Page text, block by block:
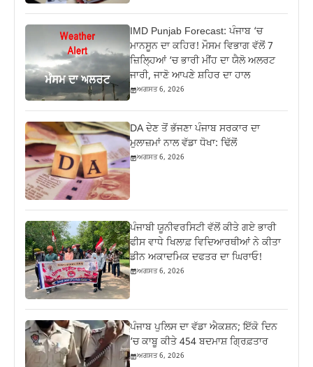
IMD Punjab Forecast: ਪੰਜਾਬ ‘ਚ
ਮਾਨਸੂਨ ਦਾ ਕਹਿਰ! ਮੌਸਮ ਵਿਭਾਗ ਵੱਲੋਂ 7
ਜ਼ਿਲ੍ਹਿਆਂ ‘ਚ ਭਾਰੀ ਮੀਂਹ ਦਾ ਯੈਲੋ ਅਲਰਟ
ਜਾਰੀ, ਜਾਣੋ ਆਪਣੇ ਸ਼ਹਿਰ ਦਾ ਹਾਲ
ਅਗਸਤ 6, 2026
DA ਦੇਣ‌ ਤੋਂ ਭੱਜਣਾ ਪੰਜਾਬ ਸਰਕਾਰ ਦਾ
ਮੁਲਾਜ਼ਮਾਂ ਨਾਲ ਵੱਡਾ ਧੋਖਾ: ਢਿੱਲੋਂ
ਅਗਸਤ 6, 2026
ਪੰਜਾਬੀ ਯੂਨੀਵਰਸਿਟੀ ਵੱਲੋਂ ਕੀਤੇ ਗਏ ਭਾਰੀ
ਫੀਸ ਵਾਧੇ ਖਿਲਾਫ਼ ਵਿਦਿਆਰਥੀਆਂ ਨੇ ਕੀਤਾ
ਡੀਨ ਅਕਾਦਮਿਕ ਦਫਤਰ ਦਾ ਘਿਰਾਓ!
ਅਗਸਤ 6, 2026
ਪੰਜਾਬ ਪੁਲਿਸ ਦਾ ਵੱਡਾ ਐਕਸ਼ਨ; ਇੱਕੋ ਦਿਨ
‘ਚ ਕਾਬੂ ਕੀਤੇ 454 ਬਦਮਾਸ਼ ਗ੍ਰਿਫ਼ਤਾਰ
ਅਗਸਤ 6, 2026